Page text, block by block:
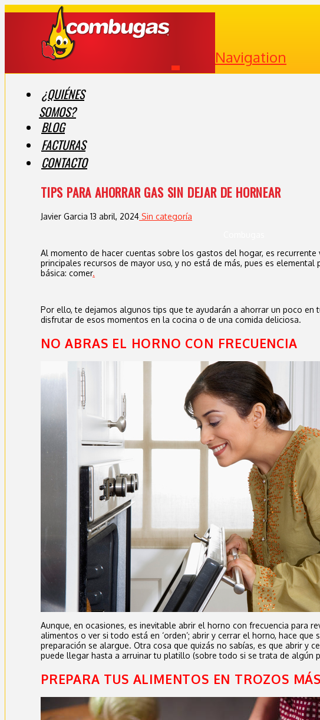
Navigation
¿QUIÉNES
SOMOS?
BLOG
FACTURAS
CONTACTO
TIPS PARA AHORRAR GAS SIN DEJAR DE HORNEAR
Javier Garcia 13 abril, 2024 Sin categoría
Al momento de hacer cuentas sobre los gastos del hogar, es
principales recursos de mayor uso, y no está de más, pues es elemental
básica: comer.
Por ello, te dejamos algunos tips que te ayudarán a ahorrar un poco en
disfrutar de esos momentos en la cocina o de una comida deliciosa.
NO ABRAS EL HORNO CON FRECUENCIA
Aunque, en ocasiones, es inevitable abrir el horno con frecuencia para
alimentos o ver si todo está en ‘orden’; abrir y cerrar el horno, hace que
preparación se alargue. Otra cosa que quizás no sabías, es que abrir y
puede llegar hasta a arruinar tu platillo (sobre todo si se trata de algún
PREPARA TUS ALIMENTOS EN TROZOS